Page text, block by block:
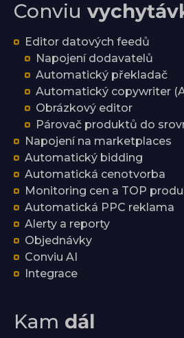
Conviu
Editor datových feedů
Napojení dodavatelů
Automatický překladač
Automatický copywriter
Obrázkový editor
Párovač produktů do
Napojení na marketplaces
Automatický bidding
Automatická cenotvorba
Monitoring cen a TOP
Automatická PPC reklama
Alerty a reporty
Objednávky
Conviu AI
Integrace
Kam dál